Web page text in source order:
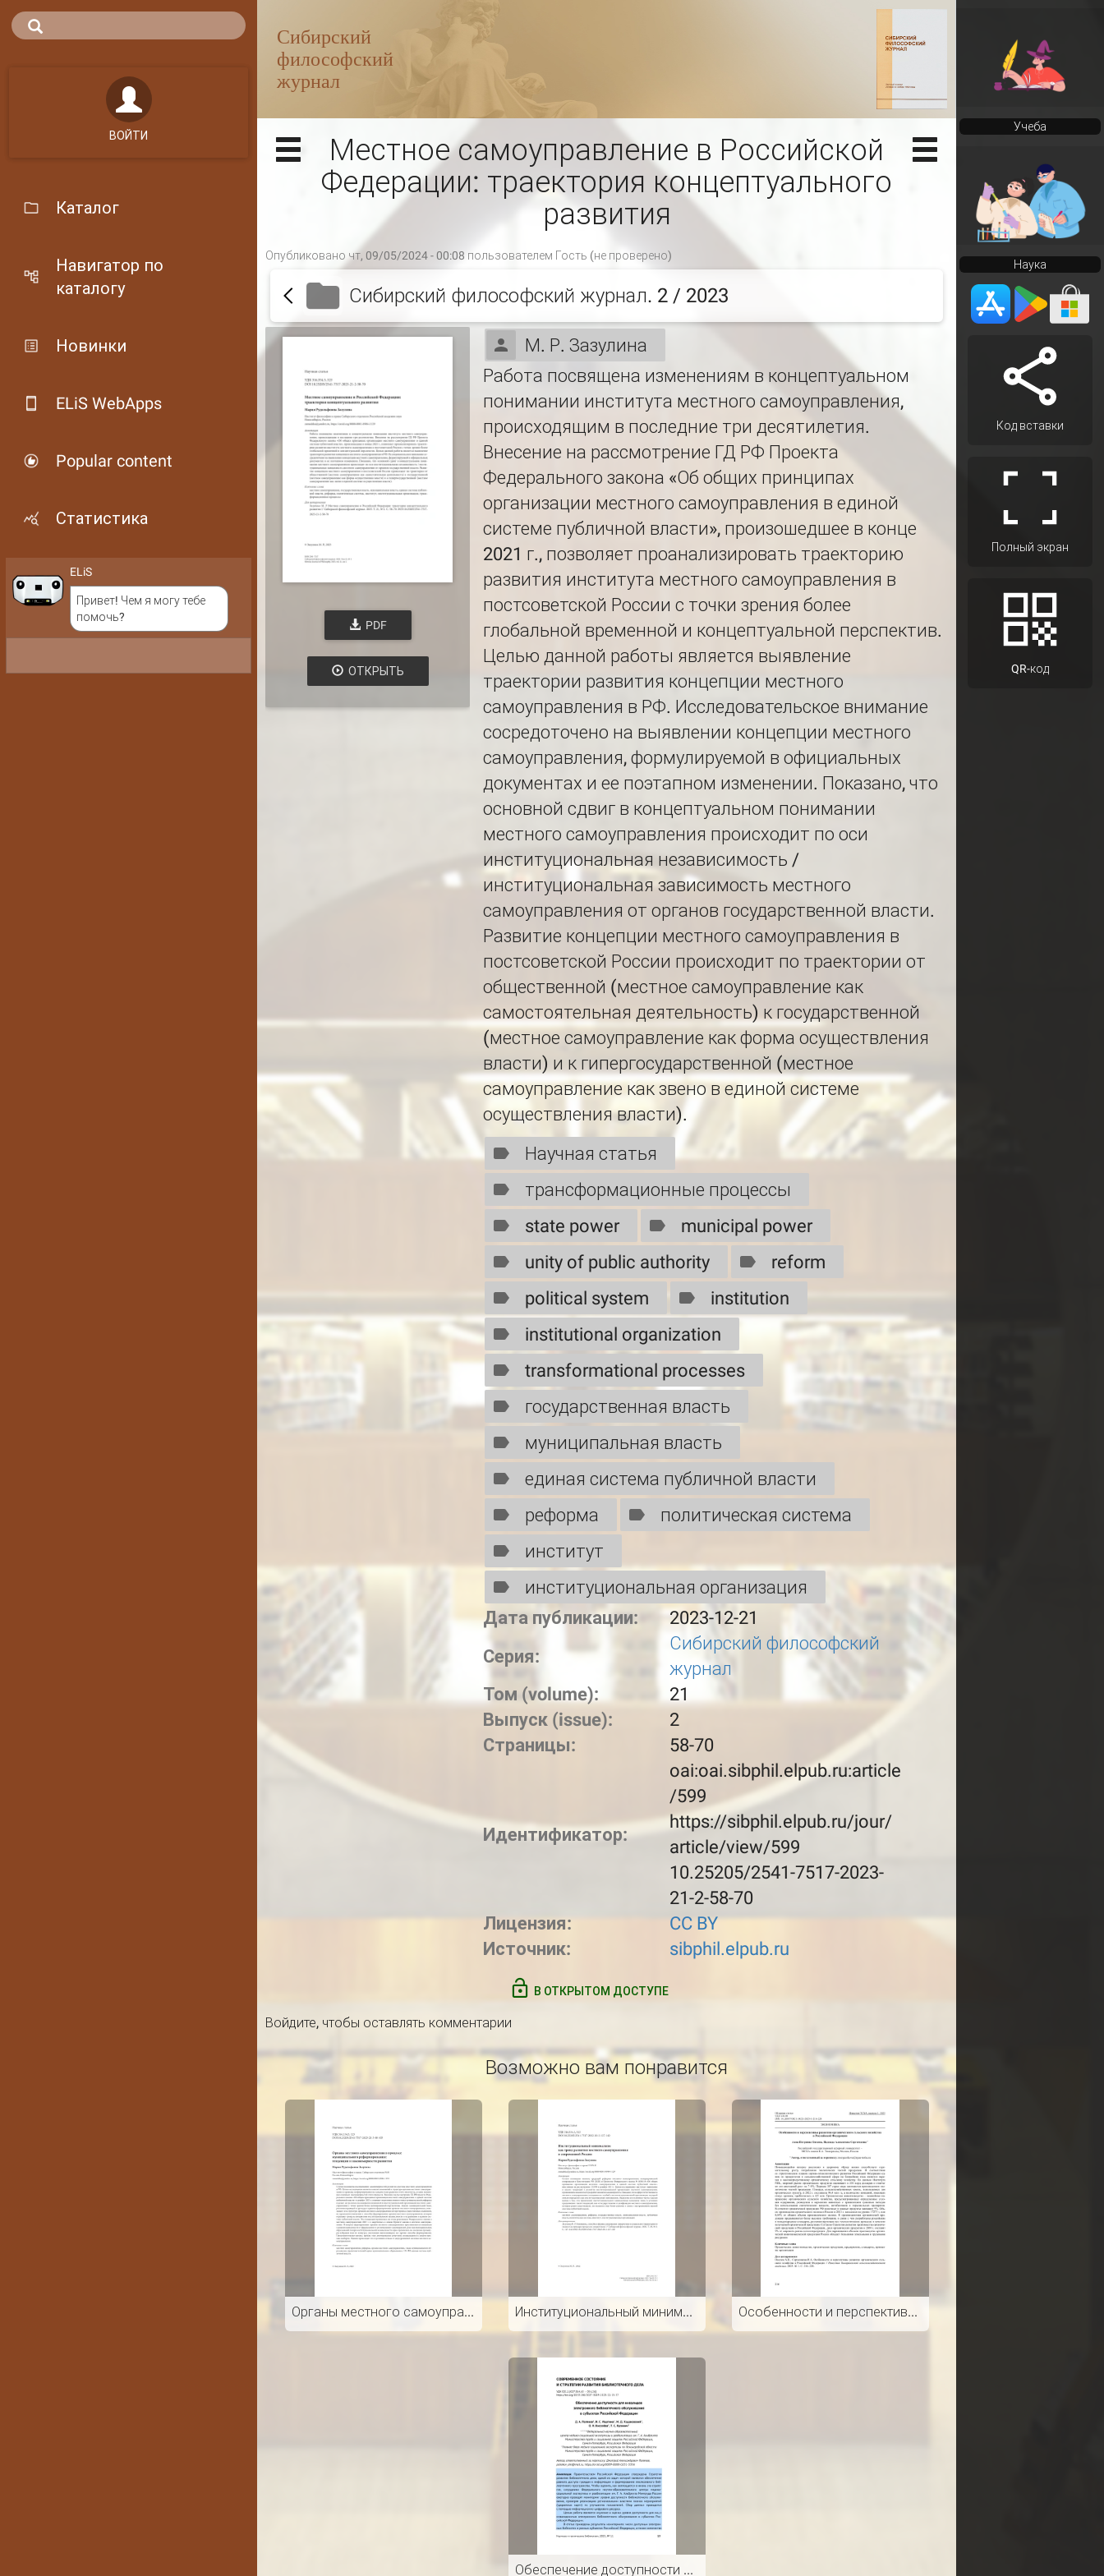
ВОЙТИ
Каталог
Навигатор по
каталогу
Новинки
ELiS WebApps
Popular content
Статистика
ELiS
Привет! Чем я могу тебе
помочь?
Местное самоуправление в Российской
Федерации: траектория концептуального
развития
Опубликовано чт, 09/05/2024 - 00:08 пользователем Гость (не проверено)
Сибирский философский журнал. 2 / 2023
PDF
ОТКРЫТЬ
М. Р. Зазулина
Работа посвящена изменениям в концептуальном
понимании института местного самоуправления,
происходящим в последние три десятилетия.
Внесение на рассмотрение ГД РФ Проекта
Федерального закона «Об общих принципах
организации местного самоуправления в единой
системе публичной власти», произошедшее в конце
2021 г., позволяет проанализировать траекторию
развития института местного самоуправления в
постсоветской России с точки зрения более
глобальной временной и концептуальной перспектив.
Целью данной работы является выявление
траектории развития концепции местного
самоуправления в РФ. Исследовательское внимание
сосредоточено на выявлении концепции местного
самоуправления, формулируемой в официальных
документах и ее поэтапном изменении. Показано, что
основной сдвиг в концептуальном понимании
местного самоуправления происходит по оси
институциональная независимость /
институциональная зависимость местного
самоуправления от органов государственной власти.
Развитие концепции местного самоуправления в
постсоветской России происходит по траектории от
общественной (местное самоуправление как
самостоятельная деятельность) к государственной
(местное самоуправление как форма осуществления
власти) и к гипергосударственной (местное
самоуправление как звено в единой системе
осуществления власти).
Научная статья
трансформационные процессы
state power
municipal power
unity of public authority
reform
political system
institution
institutional organization
transformational processes
государственная власть
муниципальная власть
единая система публичной власти
реформа
политическая система
институт
институциональная организация
Дата публикации:
2023-12-21
Серия:
Сибирский философский
журнал
Том (volume):
21
Выпуск (issue):
2
Страницы:
58-70
Идентификатор:
oai:oai.sibphil.elpub.ru:article
/599
https://sibphil.elpub.ru/jour/
article/view/599
10.25205/2541-7517-2023-
21-2-58-70
Лицензия:
CC BY
Источник:
sibphil.elpub.ru
В ОТКРЫТОМ ДОСТУПЕ
Войдите, чтобы оставлять комментарии
Возможно вам понравится
Органы местного самоуправления в процессе муниципального реформирования: тенденции и закономерности развития Институциональный минимализм как тренд развития местного самоуправления в современной России Особенности и перспективы развития органического сельского хозяйства в Российской Федерации
Обеспечение доступности для инвалидов электронного библиотечного обслуживания в субъектах Российской Федерации
Учеба
Наука
Код вставки
Полный экран
QR-код